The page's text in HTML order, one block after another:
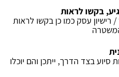
בקשו לראות
עסק כמו כן בקשו לראות
סיוע בצד הדרך, ייתכן והם יוכלו